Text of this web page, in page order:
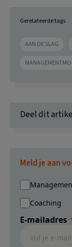
Gerelateerde tags
AAN DE SLAG
Deel dit
Meld je aan
Coaching
E-mailadres